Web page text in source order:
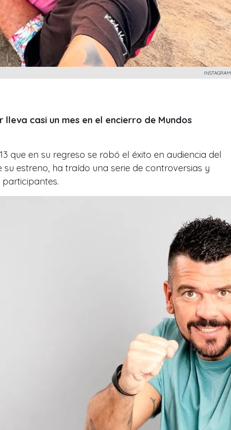
INSTAGRAM
lleva casi un mes en el encierro de Mundos
que en su regreso se robó el éxito en audiencia del
su estreno, ha traído una serie de controversias y